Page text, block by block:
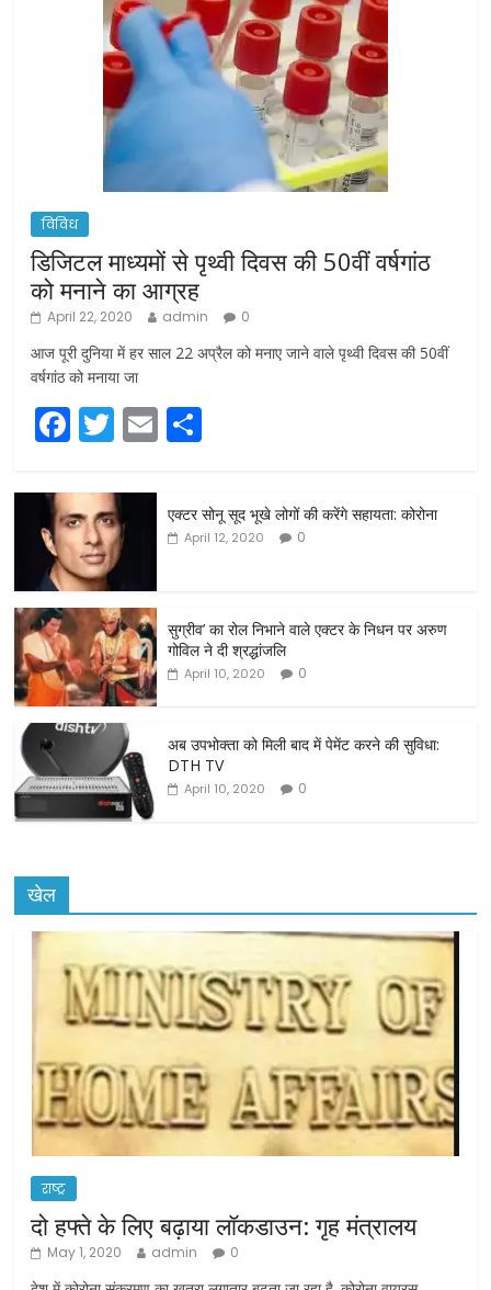
विविध
डिजिटल माध्यमों से पृथ्वी दिवस की 50वीं वर्षगांठ
को मनाने का आग्रह
April 22, 2020 admin 0
आज पूरी दुनिया में हर साल 22 अप्रैल को मनाए जाने वाले पृथ्वी दिवस की 50वीं
वर्षगांठ को मनाया जा
F
c
e
b
o
o
k
T
itt
er
E
ar
e
एक्टर सोनू सूद भूखे लोगों की करेंगे सहायता: कोरोना
April 12, 2020 0
सुग्रीव’ का रोल निभाने वाले एक्टर के निधन पर अरुण
गोविल ने दी श्रद्धांजलि
April 10, 2020 0
अब उपभोक्ता को मिली बाद में पेमेंट करने की सुविधा:
DTH TV
April 10, 2020 0
खेल
राष्ट्र
दो हफ्ते के लिए बढ़ाया लॉकडाउन: गृह मंत्रालय
May 1, 2020 admin 0